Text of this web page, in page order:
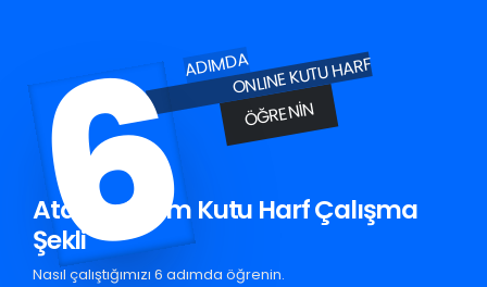
6ADIMDAONLINE KUTU HARF
ÖĞRENIN
Atabey Krom Kutu Harf Çalışma
Şekli
Nasıl çalıştığımızı 6 adımda öğrenin.